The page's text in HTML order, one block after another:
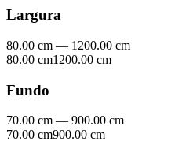
Largura
80.00 cm — 1200.00 cm
80.00 cm1200.00 cm
Fundo
70.00 cm — 900.00 cm
70.00 cm900.00 cm